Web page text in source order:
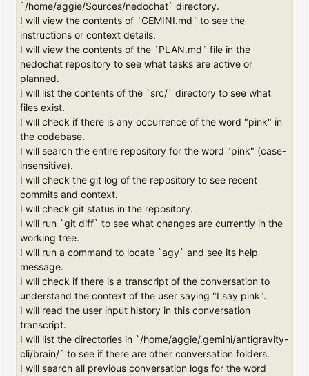
`/home/aggie/Sources/nedochat` directory.
I will view the contents of `GEMINI.md` to see the
instructions or context details.
I will view the contents of the `PLAN.md` file in the
nedochat repository to see what tasks are active or
planned.
I will list the contents of the `src/` directory to see what
files exist.
I will check if there is any occurrence of the word "pink" in
the codebase.
I will search the entire repository for the word "pink" (case-
insensitive).
I will check the git log of the repository to see recent
commits and context.
I will check git status in the repository.
I will run `git diff` to see what changes are currently in the
working tree.
I will run a command to locate `agy` and see its help
message.
I will check if there is a transcript of the conversation to
understand the context of the user saying "I say pink".
I will read the user input history in this conversation
transcript.
I will list the directories in `/home/aggie/.gemini/antigravity-
cli/brain/` to see if there are other conversation folders.
I will search all previous conversation logs for the word